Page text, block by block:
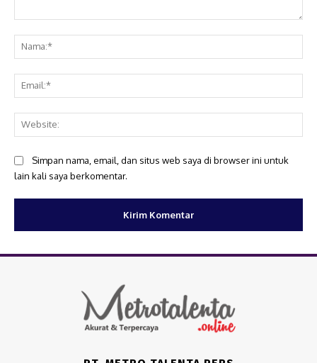
Simpan nama, email, dan situs web saya di browser ini untuk
lain kali saya berkomentar.